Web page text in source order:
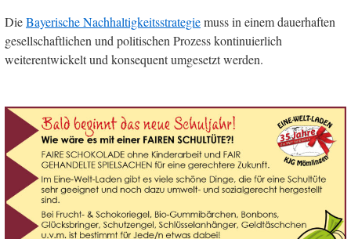
DieBayerische Nachhaltigkeitsstrategiemuss in einem dauerhaften
gesellschaftlichen und politischen Prozess kontinuierlich
weiterentwickelt und konsequent umgesetzt werden.